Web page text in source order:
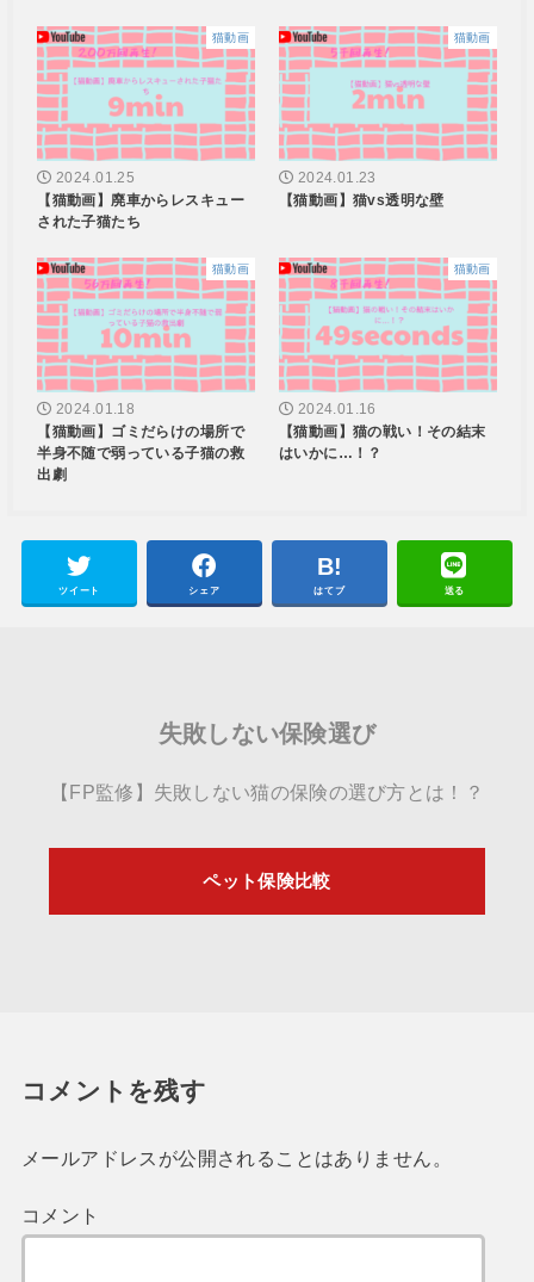
猫動画
2024.01.25
【猫動画】廃車からレスキュー
された子猫たち
猫動画
2024.01.23
【猫動画】猫vs透明な壁
猫動画
2024.01.18
【猫動画】ゴミだらけの場所で
半身不随で弱っている子猫の救
出劇
猫動画
2024.01.16
【猫動画】猫の戦い！その結末
はいかに…！？
ツイート シェア はてブ 送る
失敗しない保険選び
【FP監修】失敗しない猫の保険の選び方とは！？
ペット保険比較
コメントを残す
メールアドレスが公開されることはありません。
コメント